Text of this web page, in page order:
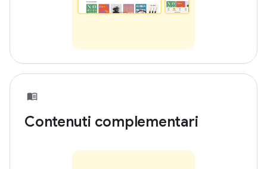
Contenuti complementari